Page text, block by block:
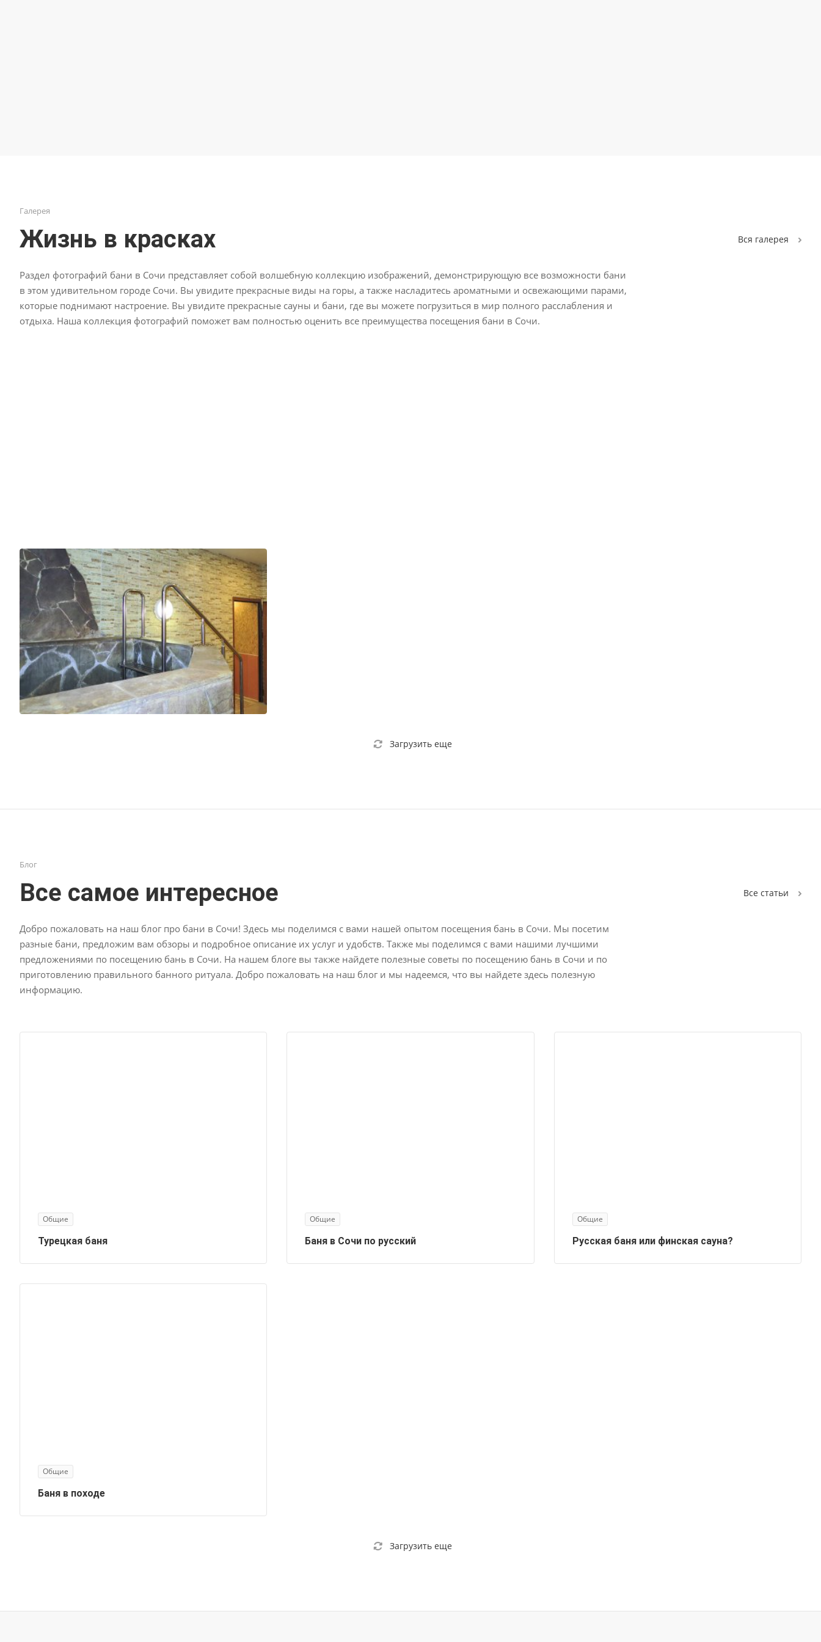
Галерея
Жизнь в красках Вcя галерея
Раздел фотографий бани в Сочи представляет собой волшебную коллекцию изображений, демонстрирующую все возможности бани
в этом удивительном городе Сочи. Вы увидите прекрасные виды на горы, а также насладитесь ароматными и освежающими парами,
которые поднимают настроение. Вы увидите прекрасные сауны и бани, где вы можете погрузиться в мир полного расслабления и
отдыха. Наша коллекция фотографий поможет вам полностью оценить все преимущества посещения бани в Сочи.
Загрузить еще
Блог
Все самое интересное Все статьи
Добро пожаловать на наш блог про бани в Сочи! Здесь мы поделимся с вами нашей опытом посещения бань в Сочи. Мы посетим
разные бани, предложим вам обзоры и подробное описание их услуг и удобств. Также мы поделимся с вами нашими лучшими
предложениями по посещению бань в Сочи. На нашем блоге вы также найдете полезные советы по посещению бань в Сочи и по
приготовлению правильного банного ритуала. Добро пожаловать на наш блог и мы надеемся, что вы найдете здесь полезную
информацию.
Общие
Турецкая баня
Общие
Баня в Сочи по русский
Общие
Русская баня или финская сауна?
Общие
Баня в походе
Загрузить еще